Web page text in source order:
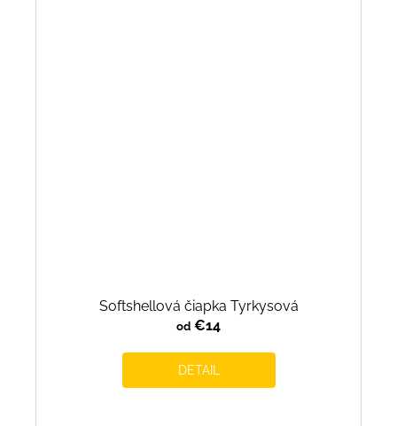
Softshellová čiapka Tyrkysová
od €14
DETAIL